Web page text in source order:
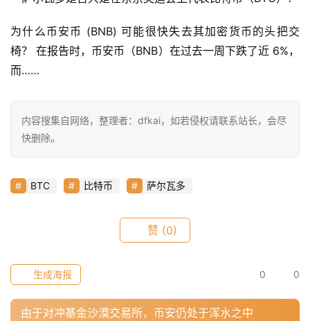
为什么币安币 (BNB) 可能很快失去其加密货币的头把交
椅？ 在报告时，币安币（BNB）在过去一周下跌了近 6%，
而……
内容搜集自网络，整理者：dfkai，如若侵权请联系站长，会尽
快删除。
BTC 比特币 萨尔瓦多
赞 (0)
0 0
生成海报
由于对冲基金沙漠交易所，币安仍处于浑水之中